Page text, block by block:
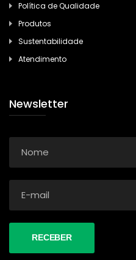
Política de Qualidade
Produtos
Sustentabilidade
Atendimento
Newsletter